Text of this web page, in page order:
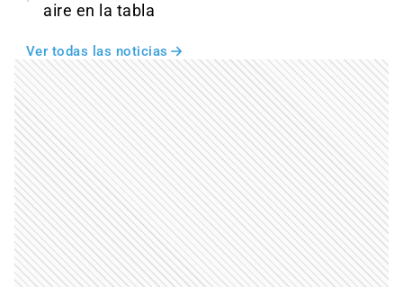
aire en la tabla
Ver todas las noticias